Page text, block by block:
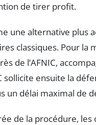
de tirer profit.
une alternative plus
classiques. Pour la
de l’AFNIC,
sollicite ensuite la
un délai maximal de
de la procédure, les